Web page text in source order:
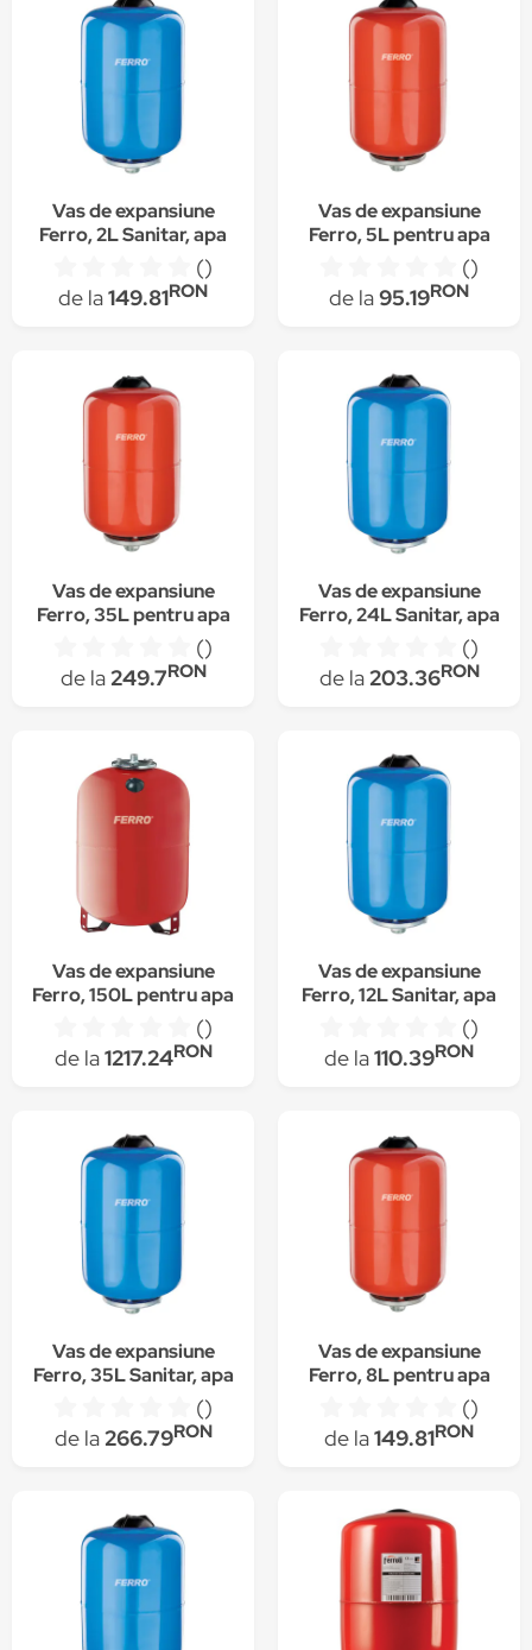
Vas de expansiune
Ferro, 2L Sanitar, apa
rece cu montaj
suspendat
()
de la149.81RON
Vas de expansiune
Ferro, 5L pentru apa
calda, incalzire
centrala cu montaj
suspendat
()
de la95.19RON
Vas de expansiune
Ferro, 35L pentru apa
calda, incalzire
centrala cu montaj
suspendat
()
de la249.7RON
Vas de expansiune
Ferro, 24L Sanitar, apa
rece cu montaj
suspendat
()
de la203.36RON
Vas de expansiune
Ferro, 150L pentru apa
calda, incalzire
centrala cu montaj pe
pardoseala
()
de la1217.24RON
Vas de expansiune
Ferro, 12L Sanitar, apa
rece cu montaj
suspendat
()
de la110.39RON
Vas de expansiune
Ferro, 35L Sanitar, apa
rece cu montaj
suspendat
()
de la266.79RON
Vas de expansiune
Ferro, 8L pentru apa
calda, incalzire
centrala cu montaj
suspendat
()
de la149.81RON